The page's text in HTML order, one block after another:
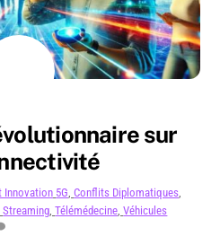
sur
Innovation 5G,Conflits Diplomatiques,
Streaming,Télémédecine,Véhicules